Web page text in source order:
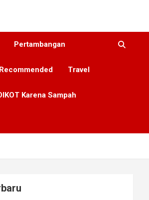
Pertambangan
Recommended Travel
Karena Sampah